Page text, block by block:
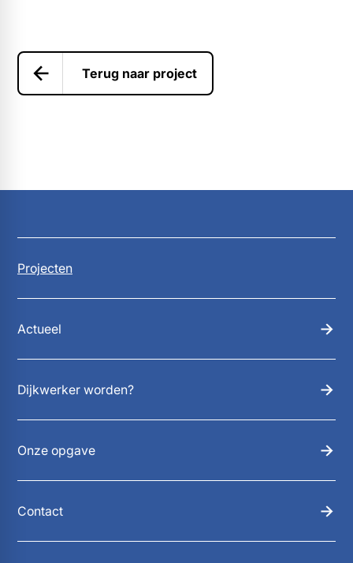
Terug naar project
Projecten
Actueel
Dijkwerker worden?
Onze opgave
Contact